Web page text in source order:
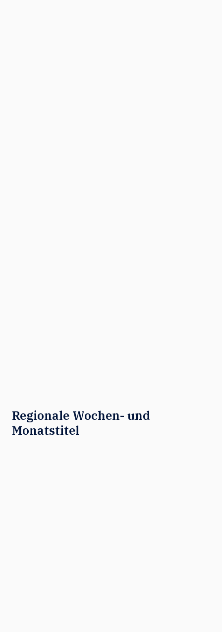
Regionale Wochen- und
Monatstitel